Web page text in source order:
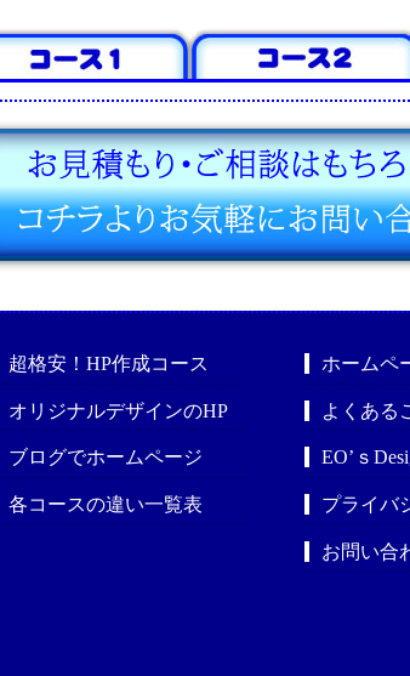
超格安！HP作成コース
オリジナルデザインのHP
ブログでホームページ
各コースの違い一覧表
ホームペ
よくある
EO’ｓ
プライバ
お問い合